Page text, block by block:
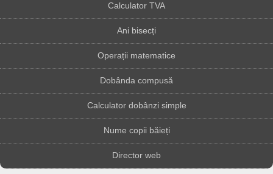
Calculator TVA
Ani bisecți
Operații matematice
Dobânda compusă
Calculator dobânzi simple
Nume copii băieți
Director web